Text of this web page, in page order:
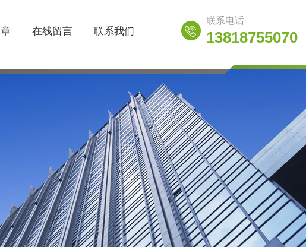
在线留言 联系我们
联系电话
13818755070